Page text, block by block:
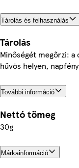
Tárolás és felhasználás
Tárolás
Minőségét megőrzi: a
hűvös helyen,
További információ
Nettó tömeg
30g
Márkainformáció